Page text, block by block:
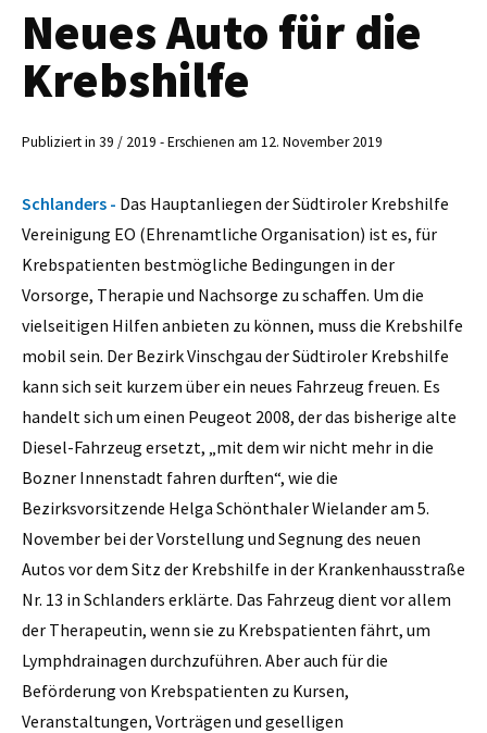
Neues Auto für die
Krebshilfe
Publiziert in 39 / 2019 - Erschienen am 12. November 2019
Schlanders - Das Hauptanliegen der Südtiroler Krebshilfe
Vereinigung EO (Ehrenamtliche Organisation) ist es, für
Krebspatienten bestmögliche Bedingungen in der
Vorsorge, Therapie und Nachsorge zu schaffen. Um die
vielseitigen Hilfen anbieten zu können, muss die Krebshilfe
mobil sein. Der Bezirk Vinschgau der Südtiroler Krebshilfe
kann sich seit kurzem über ein neues Fahrzeug freuen. Es
handelt sich um einen Peugeot 2008, der das bisherige alte
Diesel-Fahrzeug ersetzt, „mit dem wir nicht mehr in die
Bozner Innenstadt fahren durften“, wie die
Bezirksvorsitzende Helga Schönthaler Wielander am 5.
November bei der Vorstellung und Segnung des neuen
Autos vor dem Sitz der Krebshilfe in der Krankenhausstraße
Nr. 13 in Schlanders erklärte. Das Fahrzeug dient vor allem
der Therapeutin, wenn sie zu Krebspatienten fährt, um
Lymphdrainagen durchzuführen. Aber auch für die
Beförderung von Krebspatienten zu Kursen,
Veranstaltungen, Vorträgen und geselligen